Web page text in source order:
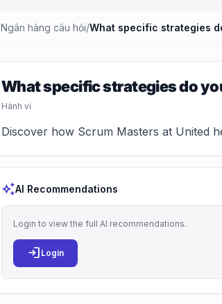
Ngân hàng câu hỏi/What specific strategies
What specific strategies do
Hành vi
Discover how Scrum Masters at United
auto_awesomeAI Recommendations
Login to view the full AI recommendations.
login Login